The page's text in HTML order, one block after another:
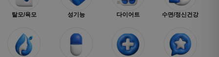
탈모/육모 성기능 다이어트 수면/정신건강